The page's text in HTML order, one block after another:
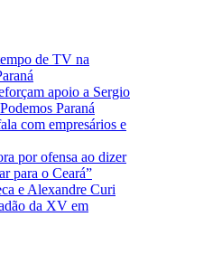
de TV na
apoio a Sergio
Paraná
com empresários e
por ofensa ao dizer
para o Ceará”
e Alexandre Curi
da XV em